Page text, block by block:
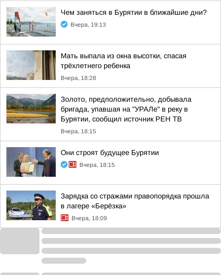
Чем заняться в Бурятии в ближайшие дни?
Вчера, 19:13
Мать выпала из окна высотки, спасая
трёхлетнего ребенка
Вчера, 18:28
Золото, предположительно, добывала
бригада, упавшая на "УРАЛе" в реку в
Бурятии, сообщил источник РЕН ТВ
Вчера, 18:15
Они строят будущее Бурятии
Вчера, 18:15
Зарядка со стражами правопорядка прошла
в лагере «Берёзка»
Вчера, 18:09